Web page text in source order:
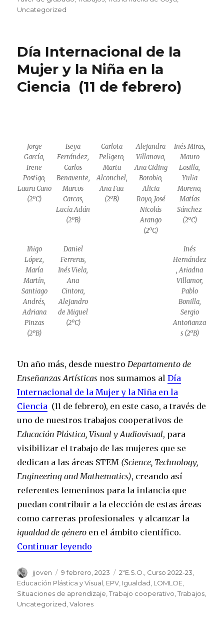
Uncategorized
Día Internacional de la
Mujer y la Niña en la
Ciencia (11 de febrero)
Jorge
García,
Irene
Postigo,
Laura Cano
(2ºC)
Iseya
Ferrández,
Carlos
Benavente,
Marcos
Carcas,
Lucía Adán
(2ºB)
Carlota
Peligero,
Marta
Alconchel,
Ana Fau
(2ºB)
Alejandra
Villanova,
Ana Ciding
Borobio,
Alicia
Royo, José
Nicolás
Arango
(2ºC)
Inés Miras,
Mauro
Losilla,
Yulia
Moreno,
Matías
Sánchez
(2ºC)
Iñigo
López,
María
Martín,
Santiago
Andrés,
Adriana
Pinzas
(2ºB)
Daniel
Ferreras,
Inés Viela,
Ana
Cintora,
Alejandro
de Miguel
(2ºC)
Inés
Hernández
, Ariadna
Villamor,
Pablo
Bonilla,
Sergio
Antoñanza
s (2ºB)
Un año más, desde nuestroDepartamento de
Enseñanzas Artísticas nos sumamos alDía
Internacional de la Mujer y la Niña en la
Ciencia (11 de febrero), en este caso, a través de
uno de nuestros trabajos cooperativos de
Educación Plásticawebbanki.ru
, Visual y Audiovisual, para
visibilizar el trabajo de las mujeres que se
dedican a las áreas STEM (Science, Technology,
Engineering and Mathematics), creando así
referentes femeninos para la infancia que
puedan contribuir a la elección de estas áreas
como carreras profesionales y alcanzar la
igualdad de género en el ámbito científico.
Continuar leyendo
Autor
jjoven
Publicado
el
9 febrero, 2023 Categorías
2ºE.S.O. Curso 2022-23
Educación Plástica y Visual, EPV, Igualdad, LOMLOE,
Situaciones de aprendizaje,Trabajo cooperativo,Trabajos,
Uncategorized,Valores